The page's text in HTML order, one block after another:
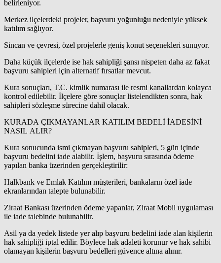
belirleniyor.
Merkez ilçelerdeki projeler, başvuru yoğunluğu nedeniyle yüksek
katılım sağlıyor.
Sincan ve çevresi, özel projelerle geniş konut seçenekleri sunuyor.
Daha küçük ilçelerde ise hak sahipliği şansı nispeten daha az fakat
başvuru sahipleri için alternatif fırsatlar mevcut.
Kura sonuçları, T.C. kimlik numarası ile resmi kanallardan kolayca
kontrol edilebilir. İlçelere göre sonuçlar listelendikten sonra, hak
sahipleri sözleşme sürecine dahil olacak.
KURADA ÇIKMAYANLAR KATILIM BEDELİ İADESİNİ
NASIL ALIR?
Kura sonucunda ismi çıkmayan başvuru sahipleri, 5 gün içinde
başvuru bedelini iade alabilir. İşlem, başvuru sırasında ödeme
yapılan banka üzerinden gerçekleştirilir:
Halkbank ve Emlak Katılım müşterileri, bankaların özel iade
ekranlarından talepte bulunabilir.
Ziraat Bankası üzerinden ödeme yapanlar, Ziraat Mobil uygulaması
ile iade talebinde bulunabilir.
Asil ya da yedek listede yer alıp başvuru bedelini iade alan kişilerin
hak sahipliği iptal edilir. Böylece hak adaleti korunur ve hak sahibi
olamayan kişilerin başvuru bedelleri güvence altına alınır.